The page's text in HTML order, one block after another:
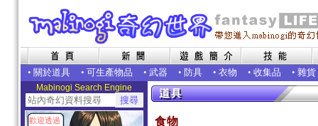
• 關於道具 • 可生產物品 • 武器 • 防具 • 衣物 • 收集品 • 雜貨
Mabinogi Search Engine
歡迎透過
食物